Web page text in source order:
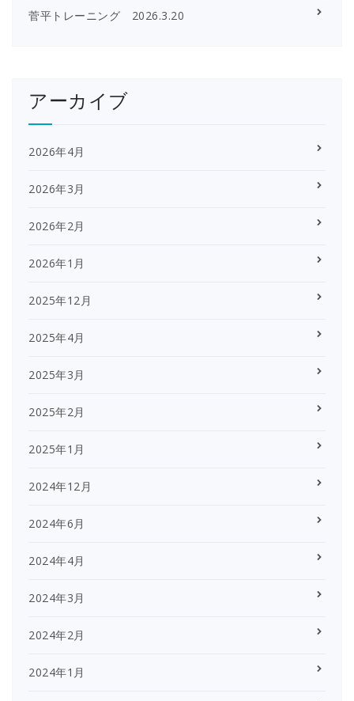
菅平トレーニング 2026.3.20
アーカイブ
2026年4月
2026年3月
2026年2月
2026年1月
2025年12月
2025年4月
2025年3月
2025年2月
2025年1月
2024年12月
2024年6月
2024年4月
2024年3月
2024年2月
2024年1月